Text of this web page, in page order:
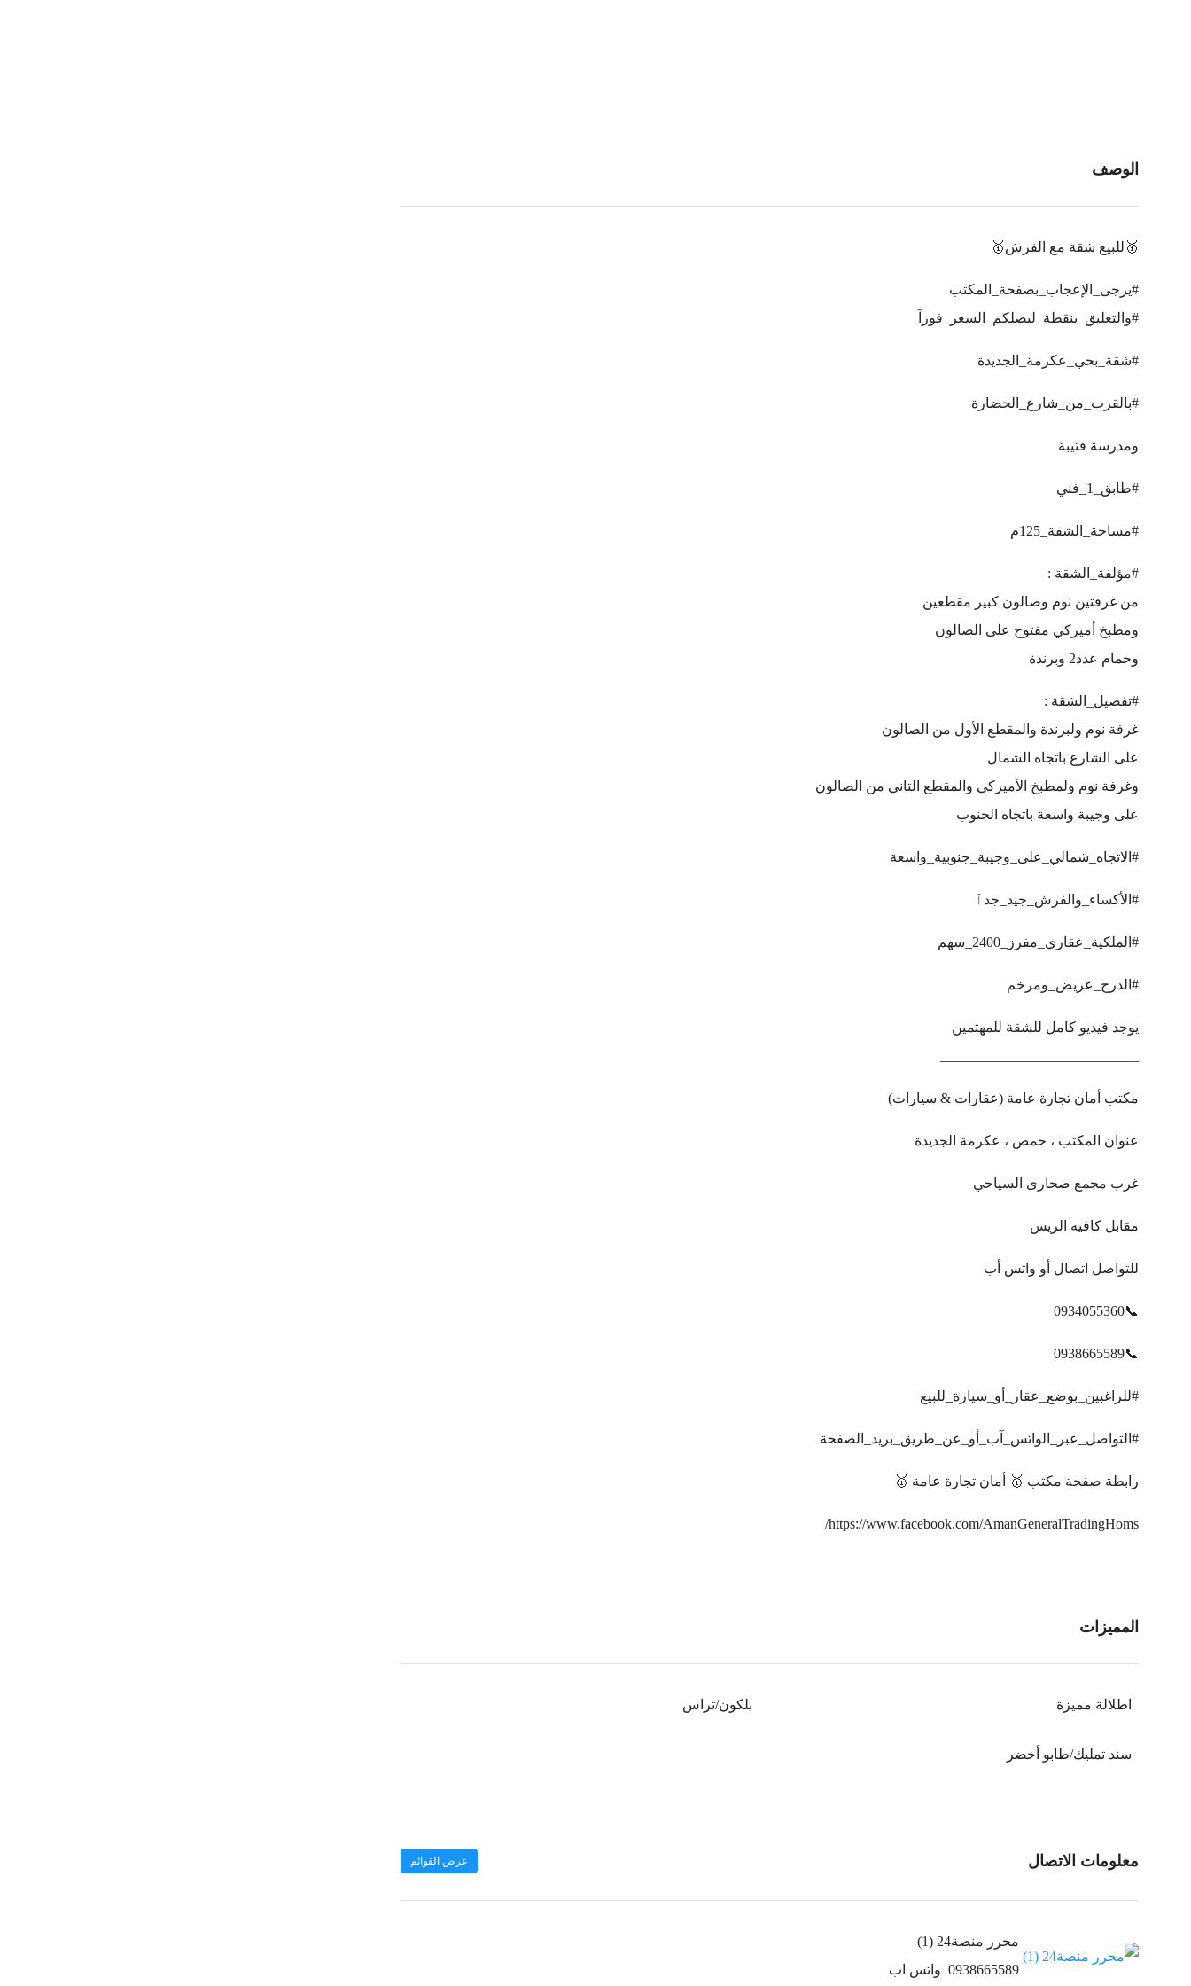
الوصف
🥇للبيع شقة مع الفرش🥇
#يرجى_الإعجاب_بصفحة_المكتب
#والتعليق_بنقطة_ليصلكم_السعر_فورآ
#شقة_بحي_عكرمة_الجديدة
#بالقرب_من_شارع_الحضارة
ومدرسة قتيبة
#طابق_1_فني
#مساحة_الشقة_125م
#مؤلفة_الشقة :
من غرفتين نوم وصالون كبير مقطعين
ومطبخ أميركي مفتوح على الصالون
وحمام عدد2 وبرندة
#تفصيل_الشقة :
غرفة نوم ولبرندة والمقطع الأول من الصالون
على الشارع باتجاه الشمال
وغرفة نوم ولمطبخ الأميركي والمقطع التاني من الصالون
على وجيبة واسعة باتجاه الجنوب
#الاتجاه_شمالي_على_وجيبة_جنوبية_واسعة
#الأكساء_والفرش_جيد_جدٱ
#الملكية_عقاري_مفرز_2400_سهم
#الدرج_عريض_ومرخم
يوجد فيديو كامل للشقة للمهتمين
مكتب أمان تجارة عامة (عقارات & سيارات)
عنوان المكتب ، حمص ، عكرمة الجديدة
غرب مجمع صحارى السياحي
مقابل كافيه الريس
للتواصل اتصال أو واتس أب
📞0934055360
📞0938665589
#للراغبين_بوضع_عقار_أو_سيارة_للبيع
#التواصل_عبر_الواتس_آب_أو_عن_طريق_بريد_الصفحة
رابطة صفحة مكتب 🥇 أمان تجارة عامة 🥇
https://www.facebook.com/AmanGeneralTradingHoms/
المميزات
اطلالة مميزة بلكون/تراس
سند تمليك/طابو أخضر
معلومات الاتصال عرض القوائم
محرر منصة24 (1)
0938665589 واتس اب